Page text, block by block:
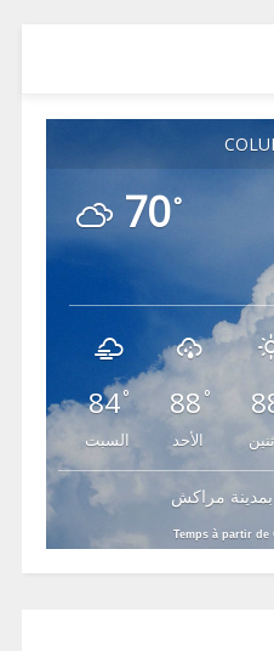
70°
84°
السبت
88 °
الأحد
مراكش
Temps à partir de